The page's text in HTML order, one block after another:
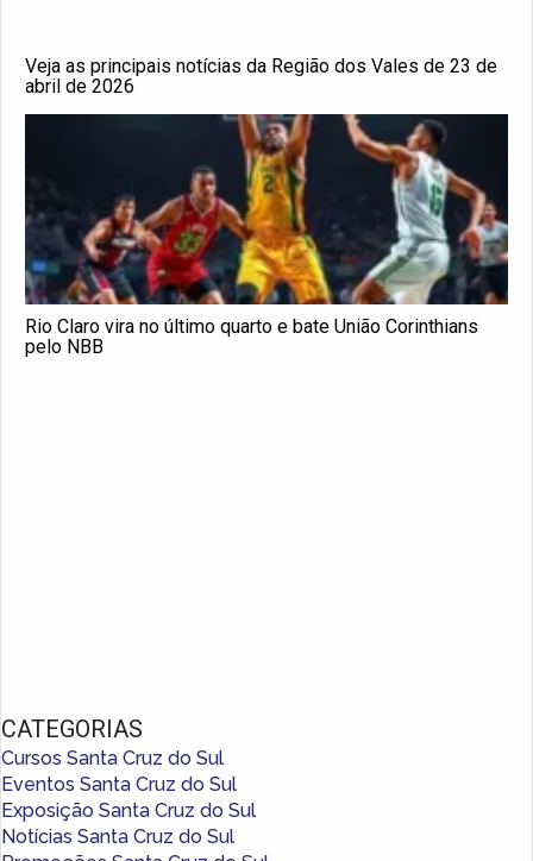
Veja as principais notícias da Região dos Vales de 23 de
abril de 2026
Rio Claro vira no último quarto e bate União Corinthians
pelo NBB
CATEGORIAS
Cursos Santa Cruz do Sul
Eventos Santa Cruz do Sul
Exposição Santa Cruz do Sul
Notícias Santa Cruz do Sul